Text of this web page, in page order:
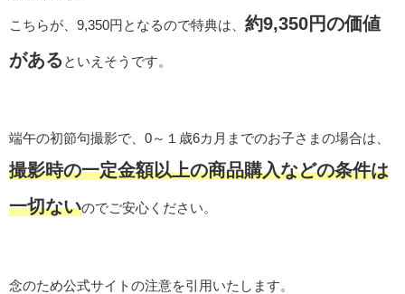
こちらが、9,350円となるので特典は、 約9,350円の価値
がある といえそうです。
端午の初節句撮影で、0～１歳6カ月までのお子さまの場合は、
撮影時の一定金額以上の商品購入などの条件は
一切ないのでご安心ください。
念のため公式サイトの注意を引用いたします。